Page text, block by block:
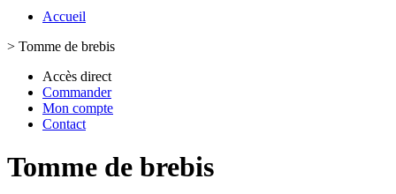
Accueil
> Tomme de brebis
Accès direct
Commander
Mon compte
Contact
Tomme de brebis